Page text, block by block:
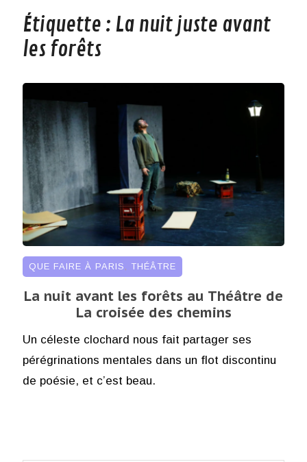
Étiquette : La nuit juste avant
les forêts
QUE FAIRE À PARIS THÉÂTRE
La nuit avant les forêts au Théâtre de
La croisée des chemins
Un céleste clochard nous fait partager ses
pérégrinations mentales dans un flot discontinu
de poésie, et c’est beau.